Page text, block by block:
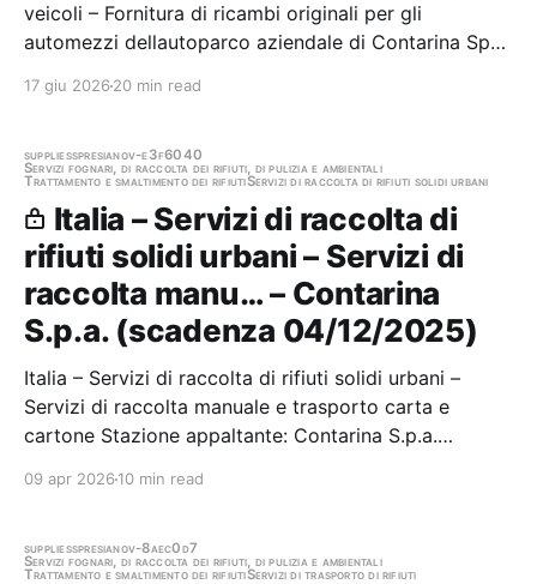
veicoli – Fornitura di ricambi originali per gli
automezzi dellautoparco aziendale di Contarina SpA
allestimenti IRIDE Stazione appaltante: Contarina
17 giu 2026 20 min read
suppliesspresianov-e3f6040
Servizi fognari, di raccolta dei rifiuti, di pulizia e ambientali
Trattamento e smaltimento dei rifiutiServizi di raccolta di rifiuti solidi urbani
Italia – Servizi di raccolta di
rifiuti solidi urbani – Servizi di
raccolta manu… – Contarina
S.p.a. (scadenza 04/12/2025)
Italia – Servizi di raccolta di rifiuti solidi urbani –
Servizi di raccolta manuale e trasporto carta e
cartone Stazione appaltante: Contarina S.p.a.
aggiudicazione
09 apr 2026 10 min read
suppliesspresianov-8aec0d7
Servizi fognari, di raccolta dei rifiuti, di pulizia e ambientali
Trattamento e smaltimento dei rifiutiServizi di trasporto di rifiuti